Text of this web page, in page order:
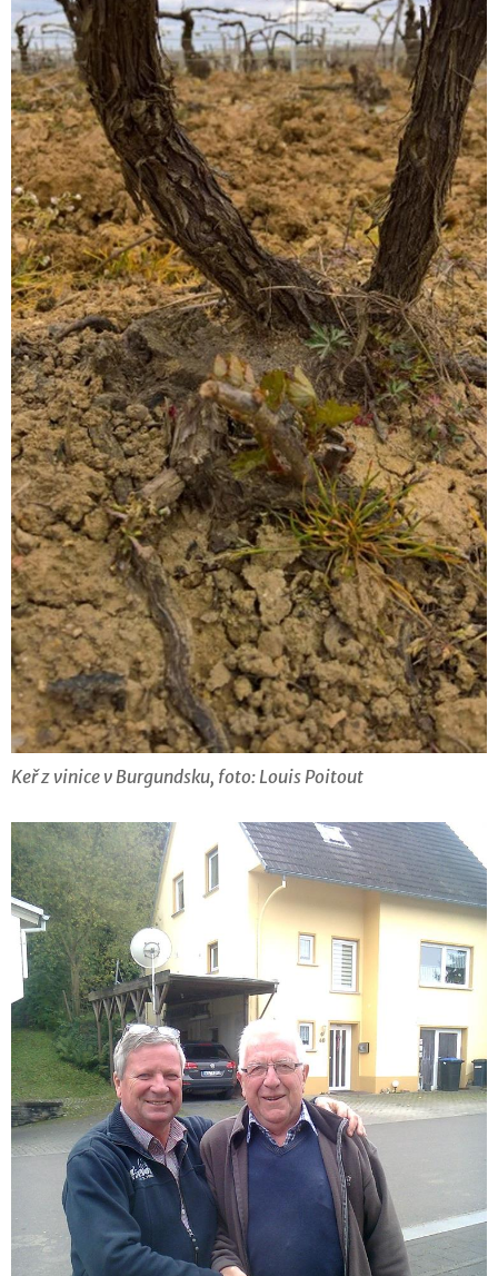
Keř z vinice v Burgundsku, foto: Louis Poitout